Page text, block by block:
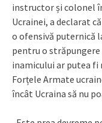
instructor și colonel
Ucrainei, a declarat
o ofensivă puternică
pentru o
inamicului ar putea fi
Forțele Armate
încât Ucraina să nu